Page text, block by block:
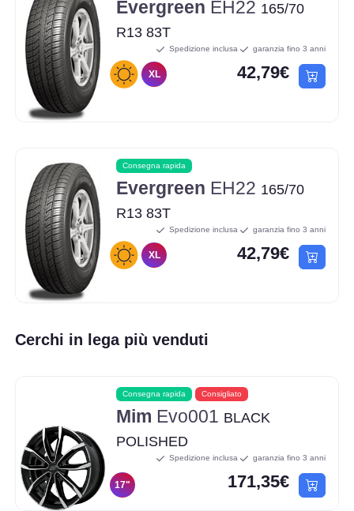
Evergreen EH22 165/70
R13 83T
XL
Spedizione inclusa garanzia fino 3 anni
42,79€
Consegna rapida
Evergreen EH22 165/70
R13 83T
XL
Spedizione inclusa garanzia fino 3 anni
42,79€
Cerchi in lega più venduti
Consegna rapida Consigliato
Mim Evo001 BLACK
POLISHED
17"
Spedizione inclusa garanzia fino 3 anni
171,35€